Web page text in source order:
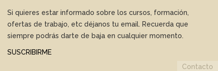
Si quieres estar informado sobre los cursos, formación,
ofertas de trabajo, etc déjanos tu email. Recuerda que
siempre podrás darte de baja en cualquier momento.
SUSCRIBIRME
Contacto